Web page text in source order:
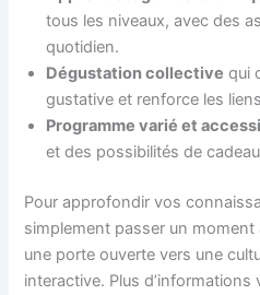
tous les niveaux, avec des
quotidien.
Dégustation collective qui
gustative et renforce les
Programme varié et
et des possibilités de
Pour approfondir vos
simplement passer un
une porte ouverte vers une
interactive. Plus